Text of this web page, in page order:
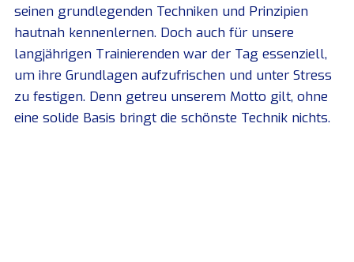
seinen grundlegenden Techniken und Prinzipien
hautnah kennenlernen. Doch auch für unsere
langjährigen Trainierenden war der Tag essenziell,
um ihre Grundlagen aufzufrischen und unter Stress
zu festigen. Denn getreu unserem Motto gilt, ohne
eine solide Basis bringt die schönste Technik nichts.